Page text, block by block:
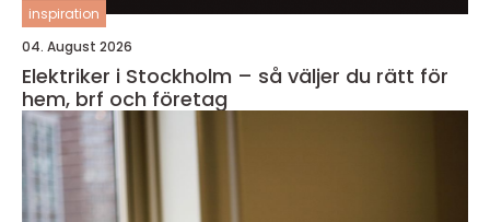
inspiration
04. August 2026
Elektriker i Stockholm – så väljer du rätt för
hem, brf och företag